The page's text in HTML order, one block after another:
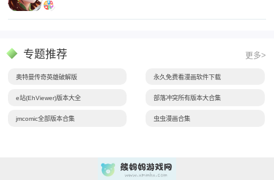
专题推荐 更多>
奥特曼传奇英雄破解版 永久免费看漫画软件下载
e站(EhViewer)版本大全 部落冲突所有版本大合集
jmcomic全部版本合集 虫虫漫画合集